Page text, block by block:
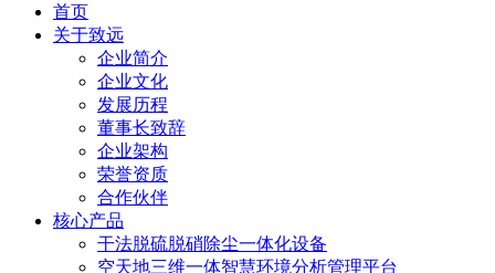
首页
关于致远
企业简介
企业文化
发展历程
董事长致辞
企业架构
荣誉资质
合作伙伴
核心产品
干法脱硫脱硝除尘一体化设备
空天地三维一体智慧环境分析管理平台